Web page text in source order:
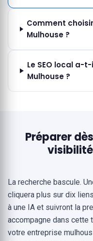
Comment
Mulhouse ?
Le SEO local a-
Mulhouse ?
Préparer
La recherche bascule.
cliquera plus sur dix
à une IA et suivront la
accompagne dans cette
votre entreprise